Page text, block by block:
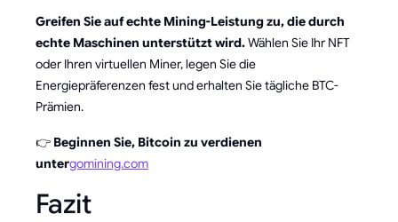
Greifen Sie auf echte Mining-Leistung zu, die durch
echte Maschinen unterstützt wird.Wählen Sie Ihr NFT
oder Ihren virtuellen Miner, legen Sie die
Energiepräferenzen fest und erhalten Sie tägliche BTC-
Prämien.
👉 Beginnen Sie, Bitcoin zu verdienen
untergomining.com
Fazit